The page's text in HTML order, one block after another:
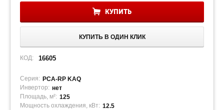
КУПИТЬ
КУПИТЬ В ОДИН КЛИК
КОД: 16605
Серия: PCA-RP KAQ
Инвертор: нет
Площадь, м²: 125
Мощность охлаждения, кВт: 12.5